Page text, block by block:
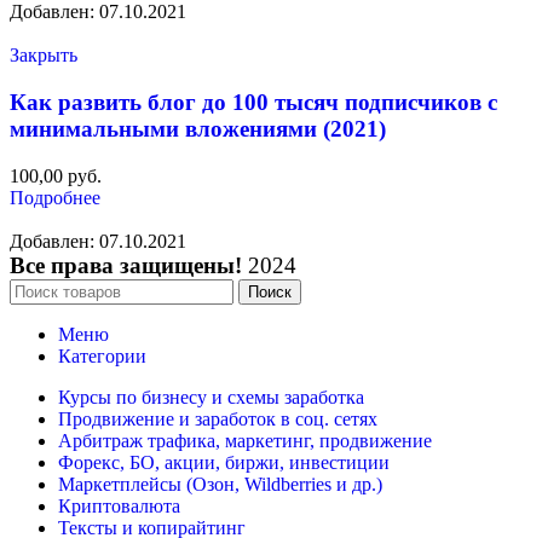
Добавлен: 07.10.2021
Закрыть
Как развить блог до 100 тысяч подписчиков с
минимальными вложениями (2021)
100,00 руб.
Подробнее
Добавлен: 07.10.2021
Все права защищены! 2024
Поиск
Меню
Категории
Курсы по бизнесу и схемы заработка
Продвижение и заработок в соц. сетях
Арбитраж трафика, маркетинг, продвижение
Форекс, БО, акции, биржи, инвестиции
Маркетплейсы (Озон, Wildberries и др.)
Криптовалюта
Тексты и копирайтинг